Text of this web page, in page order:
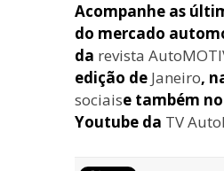
Acompanhe as
do mercado
da revista
edição de Janeiro,
sociaise também
Youtube da TV